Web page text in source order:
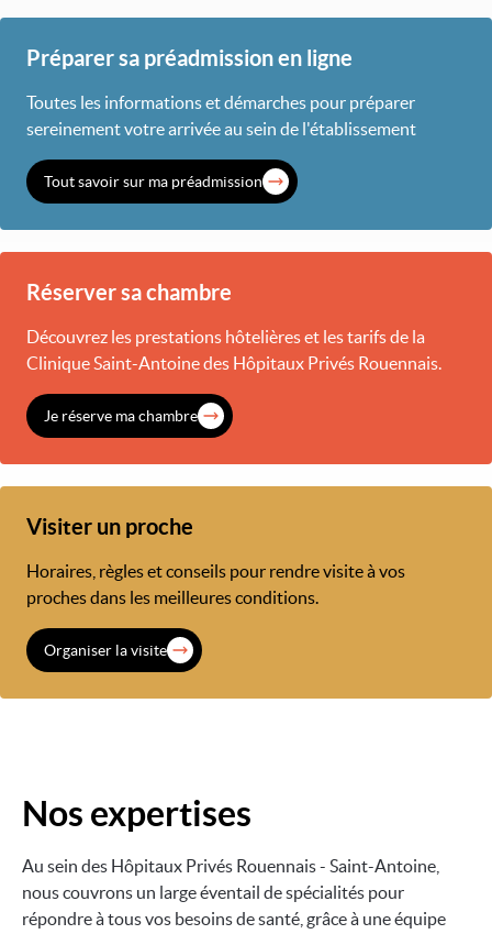
Préparer sa préadmission en ligne
Toutes les informations et démarches pour préparer
sereinement votre arrivée au sein de l'établissement
Tout savoir sur ma préadmission
Réserver sa chambre
Découvrez les prestations hôtelières et les tarifs de la
Clinique Saint-Antoine des Hôpitaux Privés Rouennais.
Je réserve ma chambre
Visiter un proche
Horaires, règles et conseils pour rendre visite à vos
proches dans les meilleures conditions.
Organiser la visite
Nos expertises
Au sein des Hôpitaux Privés Rouennais - Saint-Antoine,
nous couvrons un large éventail de spécialités pour
répondre à tous vos besoins de santé, grâce à une équipe